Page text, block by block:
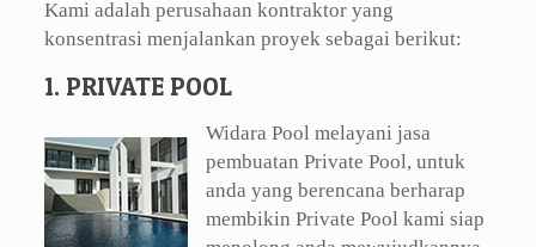
Kami adalah perusahaan kontraktor yang
konsentrasi menjalankan proyek sebagai berikut:
1. PRIVATE POOL
Widara Pool melayani jasa
pembuatan Private Pool, untuk
anda yang berencana berharap
membikin Private Pool kami siap